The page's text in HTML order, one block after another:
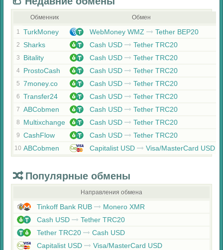
Обменник Обмен
1 TurkMoney WebMoney WMZ Tether BEP20
2 Sharks Cash USD Tether TRC20
3 Bitality Cash USD Tether TRC20
4 ProstoCash Cash USD Tether TRC20
5 7money.co Cash USD Tether TRC20
6 Transfer24 Cash USD Tether TRC20
7 ABCobmen Cash USD Tether TRC20
8 Multixchange Cash USD Tether TRC20
9 CashFlow Cash USD Tether TRC20
10 ABCobmen Capitalist USD Visa/MasterCard USD
Популярные обмены
Направления обмена
Tinkoff Bank RUB
Monero XMR
Cash USD
Tether TRC20
Tether TRC20
Cash USD
Capitalist USD
Visa/MasterCard USD